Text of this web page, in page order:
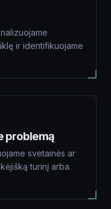
ir identifikuojame
problemą
svetainės ar
turinį arba